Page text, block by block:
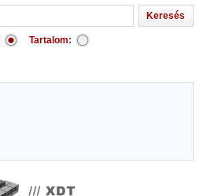
Tartalom: